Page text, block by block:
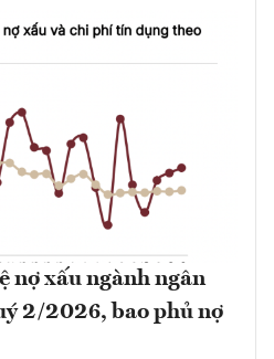
nợ xấu ngành ngân
2/2026, bao phủ nợ